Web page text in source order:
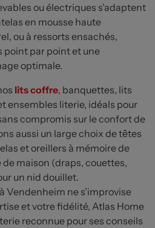
ou électriques s’adaptent
en mousse haute
ou à ressorts ensachés,
point par point et une
optimale.
lits coffre, banquettes, lits
ensembles literie, idéals pour
compromis sur le confort de
aussi un large choix de têtes
et oreillers à mémoire de
maison (draps, couettes,
un nid douillet.
Vendenheim ne s’improvise
et votre fidélité, Atlas Home
reconnue pour ses conseils